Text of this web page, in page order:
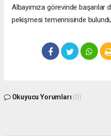
Albayımıza görevinde başarılar
pekişmesi temennisinde
Okuyucu Yorumları (0)